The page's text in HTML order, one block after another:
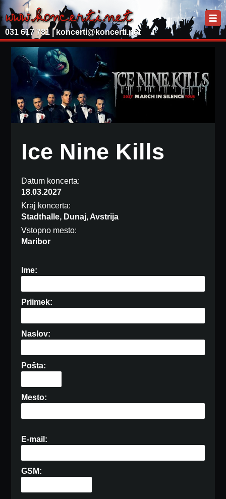
031 617 781 | koncerti@koncerti.net
Ice Nine Kills
Datum koncerta:
18.03.2027
Kraj koncerta:
Stadthalle, Dunaj, Avstrija
Vstopno mesto:
Maribor
Ime:
Priimek:
Naslov:
Pošta:
Mesto:
E-mail:
GSM: